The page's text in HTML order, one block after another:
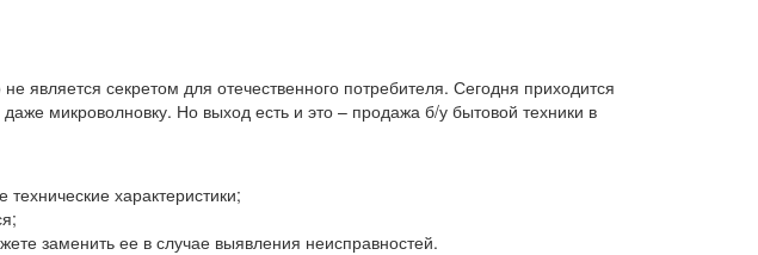
является секретом для отечественного потребителя. Сегодня приходится
микроволновку. Но выход есть и это – продажа б/у бытовой техники в
характеристики;
заменить ее в случае выявления неисправностей.